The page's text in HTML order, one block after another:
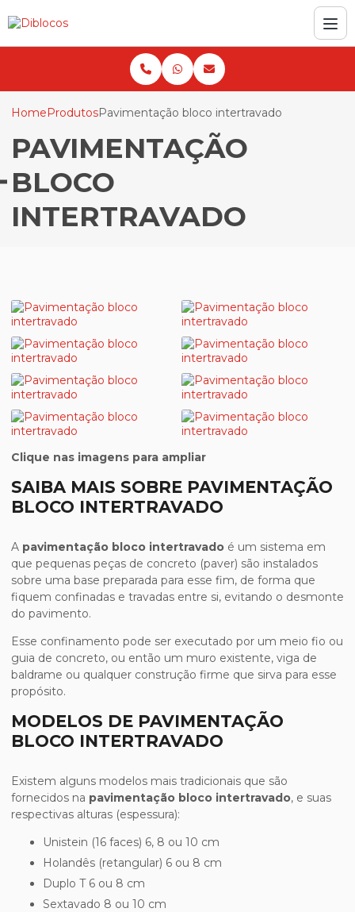
HomeProdutosPavimentação bloco intertravado
PAVIMENTAÇÃO
BLOCO
INTERTRAVADO
Clique nas imagens para ampliar
SAIBA MAIS SOBRE PAVIMENTAÇÃO
BLOCO INTERTRAVADO
A pavimentação bloco intertravado é um sistema em
que pequenas peças de concreto (paver) são instalados
sobre uma base preparada para esse fim, de forma que
fiquem confinadas e travadas entre si, evitando o desmonte
do pavimento.
Esse confinamento pode ser executado por um meio fio ou
guia de concreto, ou então um muro existente, viga de
baldrame ou qualquer construção firme que sirva para esse
propósito.
MODELOS DE PAVIMENTAÇÃO
BLOCO INTERTRAVADO
Existem alguns modelos mais tradicionais que são
fornecidos na pavimentação bloco intertravado, e suas
respectivas alturas (espessura):
Unistein (16 faces) 6, 8 ou 10 cm
Holandês (retangular) 6 ou 8 cm
Duplo T 6 ou 8 cm
Sextavado 8 ou 10 cm